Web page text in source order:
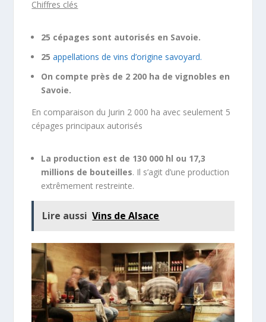
Chiffres clés
25 cépages sont autorisés en Savoie.
25appellations de vins d’origine savoyard.
On compte près de 2 200 ha de vignobles en
Savoie.
En comparaison du Jurin 2 000 ha avec seulement 5
cépages principaux autorisés
La production est de 130 000 hl ou 17,3
millions de bouteilles. Il s’agit d’une production
extrêmement restreinte.
Lire aussi Vins de Alsace